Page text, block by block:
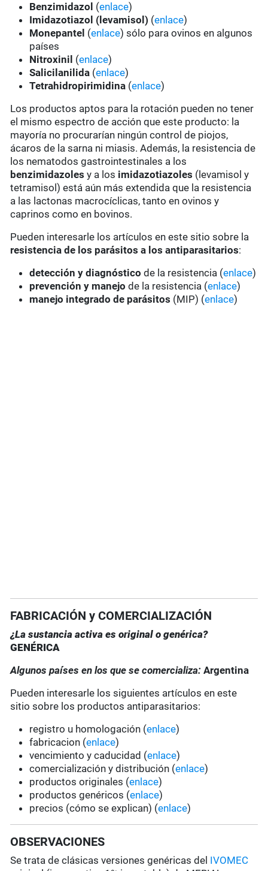
Benzimidazol (enlace)
Imidazotiazol (levamisol) (enlace)
Monepantel (enlace) sólo para ovinos en algunos
países
Nitroxinil (enlace)
Salicilanilida (enlace)
Tetrahidropirimidina (enlace)
Los productos aptos para la rotación pueden no tener
el mismo espectro de acción que este producto: la
mayoría no procurarían ningún control de piojos,
ácaros de la sarna ni miasis. Además, la resistencia de
los nematodos gastrointestinales a los
benzimidazoles y a los imidazotiazoles (levamisol y
tetramisol) está aún más extendida que la resistencia
a las lactonas macrocíclicas, tanto en ovinos y
caprinos como en bovinos.
Pueden interesarle los artículos en este sitio sobre la
resistencia de los parásitos a los antiparasitarios:
detección y diagnóstico de la resistencia (enlace)
prevención y manejo de la resistencia (enlace)
manejo integrado de parásitos (MIP) (enlace)
FABRICACIÓN y COMERCIALIZACIÓN
¿La sustancia activa es original o genérica?
GENÉRICA
Algunos países en los que se comercializa:Argentina
Pueden interesarle los siguientes artículos en este
sitio sobre los productos antiparasitarios:
registro u homologación (enlace)
fabricacion (enlace)
vencimiento y caducidad (enlace)
comercialización y distribución (enlace)
productos originales (enlace)
productos genéricos (enlace)
precios (cómo se explican) (enlace)
OBSERVACIONES
Se trata de clásicas versiones genéricas del IVOMEC